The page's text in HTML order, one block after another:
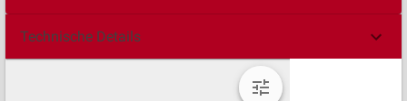
Technische Details